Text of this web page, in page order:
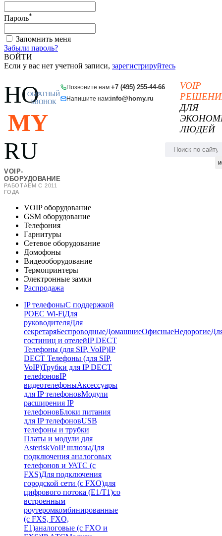
Пароль*
Запомнить меня
Забыли пароль?
ВОЙТИ
Если у вас нет учетной записи, зарегистрируйтесь
HO
MY
RU
VOIP-
ОБОРУДОВАНИЕ
РАБОТАЕМ С 2011
ГОДА
Позвоните нам:+7 (495) 255-44-66
Напишите нам:info@homy.ru
ОБРАТНЫЙ
ЗВОНОК
VOIP
ДЛЯ
ЛЮДЕЙ
VOIP оборудование
GSM оборудование
Телефония
Гарнитуры
Сетевое оборудование
Домофоны
Видеооборудование
Термопринтеры
Электронные замки
Распродажа
IP телефоныС поддержкой
POEC Wi-FiДля
руководителяДля
секретаряБеспроводныеДомашниеОфисныеНедорогие
гостиниц и отелейIP DECT
Телефоны (для SIP, VoIP)IP
DECT Телефоны (для SIP,
VoIP)Трубки для IP DECT
телефоновIP
видеотелефоныАксессуары
для IP телефоновМодули
расширения IP
телефоновБлоки питания
для IP телефоновUSB
телефоны и трубки
Платы и модули для
AsteriskVoIP шлюзыДля
подключения аналоговых
телефонов и УАТС (с
FXS)Для подключения
городской сети (с FXO)для
цифрового потока (E1/T1)со
встроенным
роутеромкомбинированные
(c FXS, FXO,
E1)аналоговые (с FXO и